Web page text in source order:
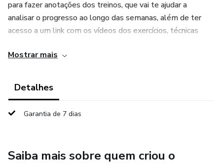
para fazer anotações dos treinos, que vai te ajudar a
analisar o progresso ao longo das semanas, além de ter
acesso a um link com os vídeos dos exercícios, técnicas
alongamentos para cada fase do treinamento.
Mostrar mais
Detalhes
Garantia de 7 dias
Saiba mais sobre quem criou o